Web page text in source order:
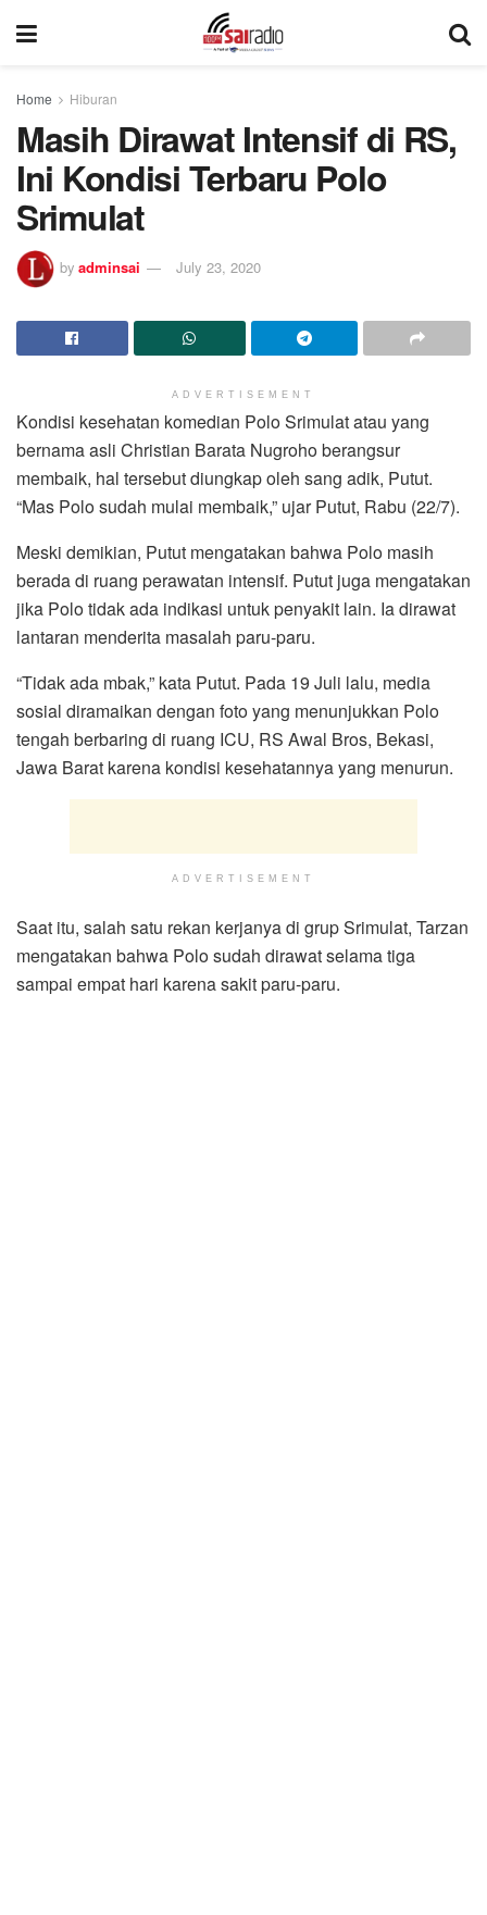
Home Hiburan
Masih Dirawat Intensif di RS,
Ini Kondisi Terbaru Polo
Srimulat
by adminsai July 23, 2020
ADVERTISEMENT
Kondisi kesehatan komedian Polo Srimulat atau yang
bernama asli Christian Barata Nugroho berangsur
membaik, hal tersebut diungkap oleh sang adik, Putut.
“Mas Polo sudah mulai membaik,” ujar Putut, Rabu (22/7).
Meski demikian, Putut mengatakan bahwa Polo masih
berada di ruang perawatan intensif. Putut juga mengatakan
jika Polo tidak ada indikasi untuk penyakit lain. Ia dirawat
lantaran menderita masalah paru-paru.
“Tidak ada mbak,” kata Putut. Pada 19 Juli lalu, media
sosial diramaikan dengan foto yang menunjukkan Polo
tengah berbaring di ruang ICU, RS Awal Bros, Bekasi,
Jawa Barat karena kondisi kesehatannya yang menurun.
ADVERTISEMENT
Saat itu, salah satu rekan kerjanya di grup Srimulat, Tarzan
mengatakan bahwa Polo sudah dirawat selama tiga
sampai empat hari karena sakit paru-paru.